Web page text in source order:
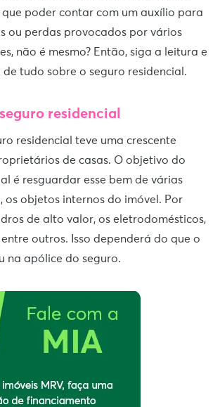
poder contar com um auxílio para
ou perdas provocados por vários
não é mesmo? Então, siga a leitura e
tudo sobre o seguro residencial.
residencial
residencial teve uma crescente
de casas. O objetivo do
é resguardar esse bem de várias
os objetos internos do imóvel. Por
de alto valor, os eletrodomésticos,
outros. Isso dependerá do que o
na apólice do seguro.